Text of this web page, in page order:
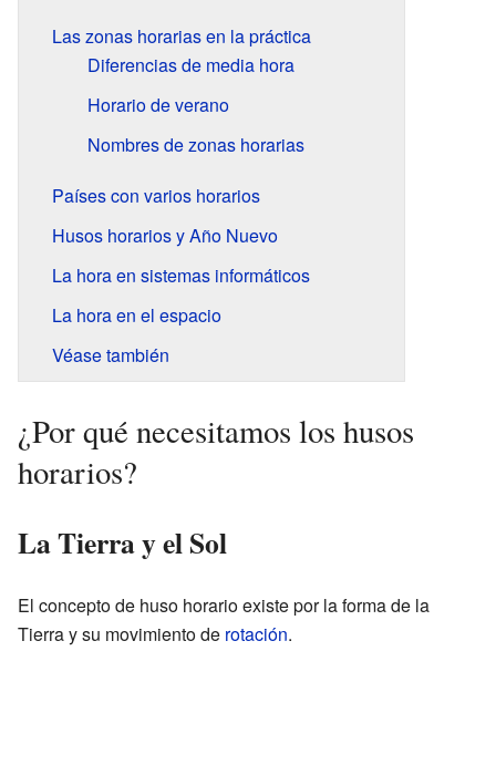
Las zonas horarias en la práctica
Diferencias de media hora
Horario de verano
Nombres de zonas horarias
Países con varios horarios
Husos horarios y Año Nuevo
La hora en sistemas informáticos
La hora en el espacio
Véase también
¿Por qué necesitamos los husos
horarios?
La Tierra y el Sol
El concepto de huso horario existe por la forma de la
Tierra y su movimiento de rotación.